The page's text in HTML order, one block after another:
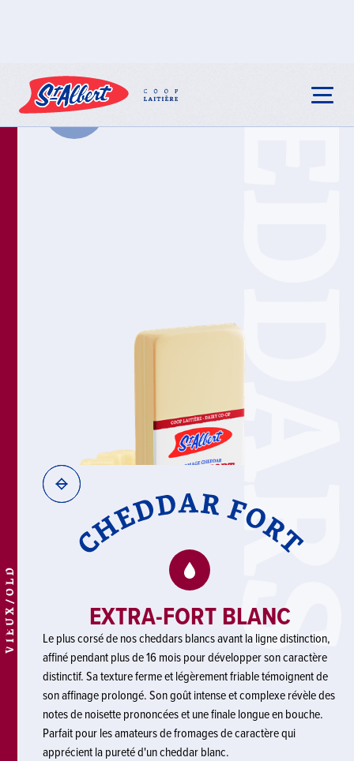
VIEUX/OLD EXTRA-FORT BLANC
Le plus corsé de nos cheddars blancs avant la ligne distinction,
affiné pendant plus de 16 mois pour développer son caractère
distinctif. Sa texture ferme et légèrement friable témoignent de
son affinage prolongé. Son goût intense et complexe révèle des
notes de noisette prononcées et une finale longue en bouche.
Parfait pour les amateurs de fromages de caractère qui
apprécient la pureté d'un cheddar blanc.
RETOUR